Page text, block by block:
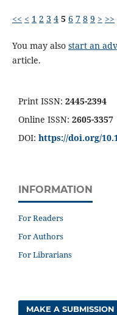
<< < 1 2 3 4 5 6 7 8 9 > >>
You may also start an
article.
Print ISSN: 2445-2394
Online ISSN: 2605-3357
DOI: https://doi.org/
INFORMATION
For Readers
For Authors
For Librarians
MAKE A SUBMISSION